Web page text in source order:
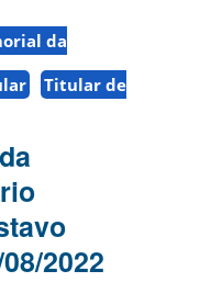
da
Titular de
2022